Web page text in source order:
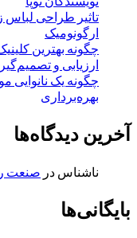
تاثیر طراحی لباس
ارگونومیک
چگونه بهترین
ارزیابی و
چگونه یک نانوایی
بهره‌برداری
آخرین دیدگاه‌ها
ناشناس در صنعت
بایگانی‌ها